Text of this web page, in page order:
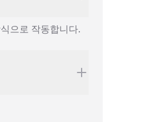
으로 작동합니다.